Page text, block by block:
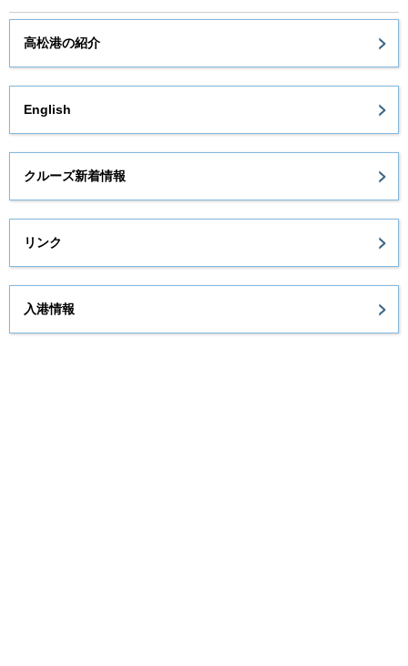
高松港の紹介
English
クルーズ新着情報
リンク
入港情報